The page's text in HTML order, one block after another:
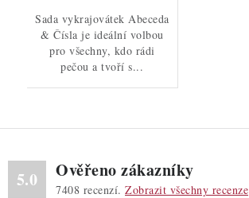
Sada vykrajovátek Abeceda
& Čísla je ideální volbou
pro všechny, kdo rádi
pečou a tvoří s...
5.0 Ověřeno zákazníky
7408 recenzí. Zobrazit všechny recenze